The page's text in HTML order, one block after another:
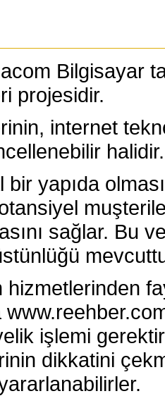
Bilgisayar
projesidir.
internet
halidir.
bir yapıda
sağlar. Bu
hizmetlerinden
işlemi
dikkatini